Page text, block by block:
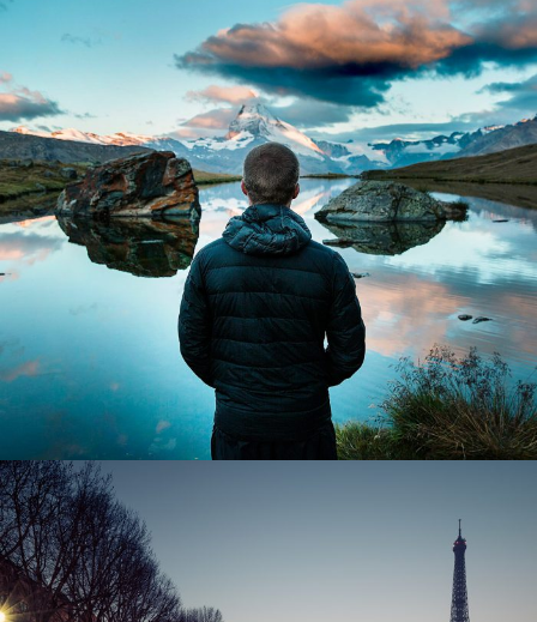
Aenean Amet Inceptos
Family / Photography